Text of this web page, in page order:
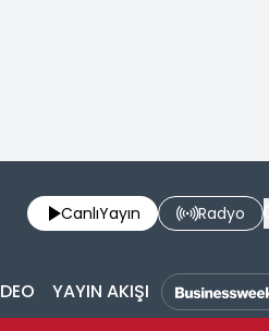
CanlıYayın Radyo
YAYIN AKIŞI